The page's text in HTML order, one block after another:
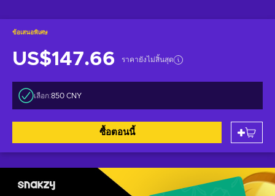
ข้อเสนอพิเศษ
US$147.66 ราคายังไม่สิ้นสุด
เลือก:850 CNY
ซื้อตอนนี้